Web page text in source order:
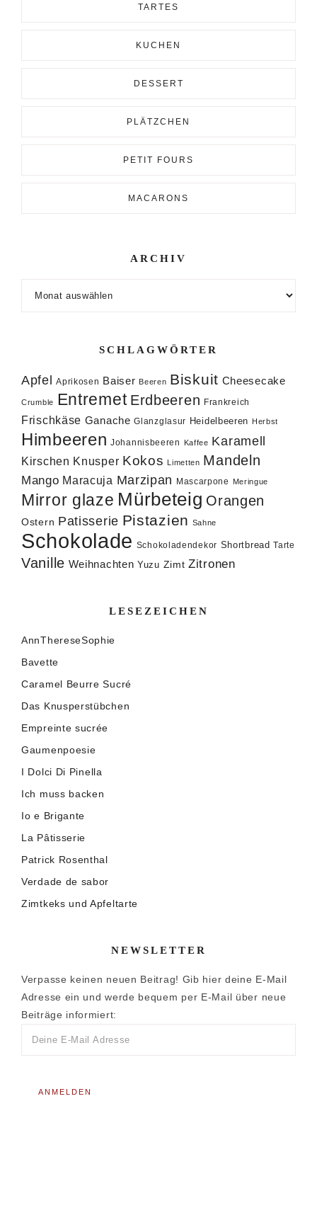
TARTES
KUCHEN
DESSERT
PLÄTZCHEN
PETIT FOURS
MACARONS
ARCHIV
SCHLAGWÖRTER
Apfel Aprikosen Baiser Beeren Biskuit Cheesecake
Crumble Entremet Erdbeeren Frankreich
Frischkäse Ganache Glanzglasur Heidelbeeren Herbst
Himbeeren Johannisbeeren Kaffee Karamell
Kirschen Knusper Kokos Limetten Mandeln
Mango Maracuja Marzipan Mascarpone Meringue
Mirror glaze Mürbeteig Orangen
Ostern Patisserie Pistazien Sahne
Schokolade Schokoladendekor Shortbread Tarte
Vanille Weihnachten Yuzu Zimt Zitronen
LESEZEICHEN
AnnThereseSophie
Bavette
Caramel Beurre Sucré
Das Knusperstübchen
Empreinte sucrée
Gaumenpoesie
I Dolci Di Pinella
Ich muss backen
Io e Brigante
La Pâtisserie
Patrick Rosenthal
Verdade de sabor
Zimtkeks und Apfeltarte
NEWSLETTER
Verpasse keinen neuen Beitrag! Gib hier deine E-Mail
Adresse ein und werde bequem per E-Mail über neue
Beiträge informiert: